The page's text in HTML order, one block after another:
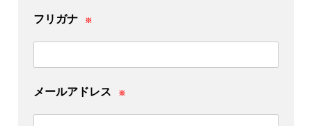
フリガナ ※
メールアドレス ※